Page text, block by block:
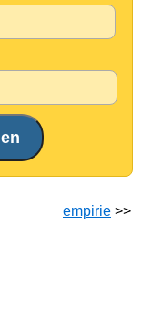
empirie >>